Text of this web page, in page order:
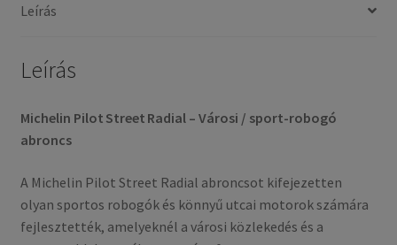
gumi)
Leírás
Leírás
Michelin Pilot Street Radial – Városi / sport-robogó
abroncs
A Michelin Pilot Street Radial abroncsot kifejezetten
olyan sportos robogók és könnyű utcai motorok számára
fejlesztették, amelyeknél a városi közlekedés és a